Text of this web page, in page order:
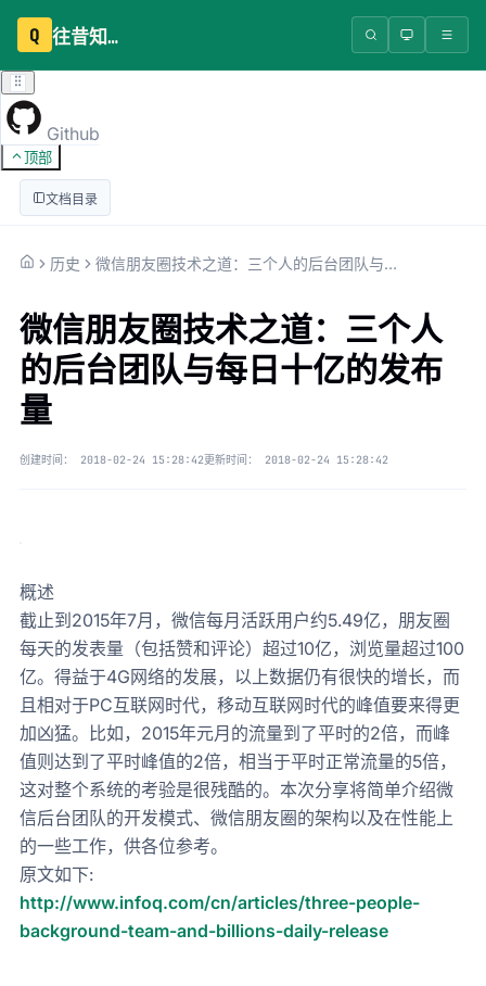
Q 往昔知识库
Github
顶部
文档目录
历史 微信朋友圈技术之道：三个人的后台团队与每日十亿的发布量
微信朋友圈技术之道：三个人
的后台团队与每日十亿的发布
量
创建时间： 2018-02-24 15:28:42更新时间： 2018-02-24 15:28:42
概述
截止到2015年7月，微信每月活跃用户约5.49亿，朋友圈
每天的发表量（包括赞和评论）超过10亿，浏览量超过100
亿。得益于4G网络的发展，以上数据仍有很快的增长，而
且相对于PC互联网时代，移动互联网时代的峰值要来得更
加凶猛。比如，2015年元月的流量到了平时的2倍，而峰
值则达到了平时峰值的2倍，相当于平时正常流量的5倍，
这对整个系统的考验是很残酷的。本次分享将简单介绍微
信后台团队的开发模式、微信朋友圈的架构以及在性能上
的一些工作，供各位参考。
原文如下:
http://www.infoq.com/cn/articles/three-people-
background-team-and-billions-daily-release